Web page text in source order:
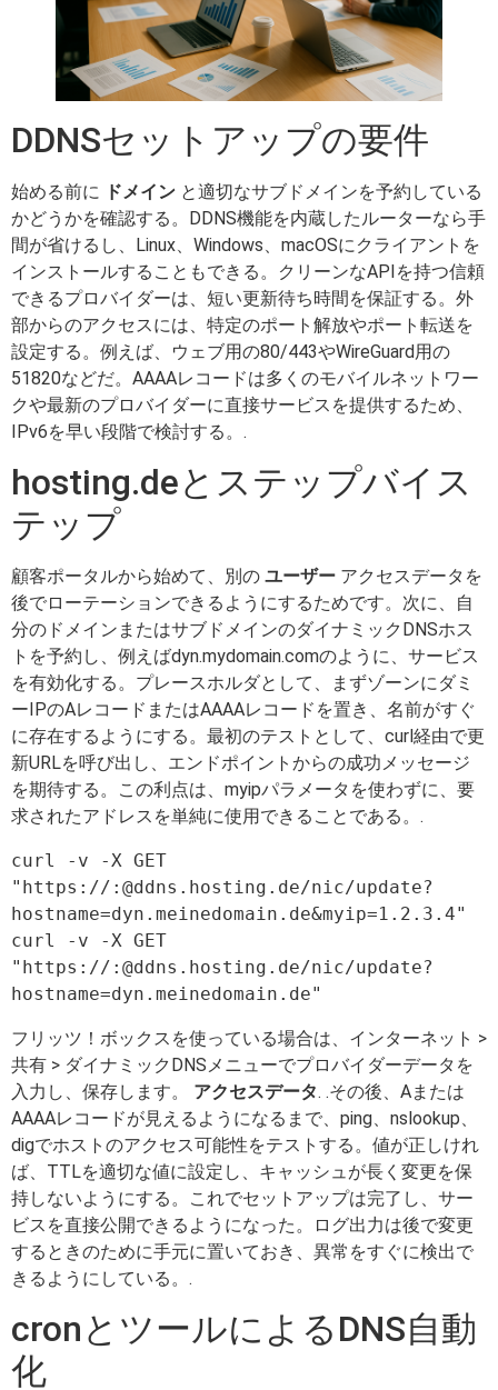
DDNSセットアップの要件
始める前に ドメイン と適切なサブドメインを予約している
かどうかを確認する。DDNS機能を内蔵したルーターなら手
間が省けるし、Linux、Windows、macOSにクライアントを
インストールすることもできる。クリーンなAPIを持つ信頼
できるプロバイダーは、短い更新待ち時間を保証する。外
部からのアクセスには、特定のポート解放やポート転送を
設定する。例えば、ウェブ用の80/443やWireGuard用の
51820などだ。AAAAレコードは多くのモバイルネットワー
クや最新のプロバイダーに直接サービスを提供するため、
IPv6を早い段階で検討する。.
hosting.deとステップバイス
テップ
顧客ポータルから始めて、別の ユーザー アクセスデータを
後でローテーションできるようにするためです。次に、自
分のドメインまたはサブドメインのダイナミックDNSホス
トを予約し、例えばdyn.mydomain.comのように、サービス
を有効化する。プレースホルダとして、まずゾーンにダミ
ーIPのAレコードまたはAAAAレコードを置き、名前がすぐ
に存在するようにする。最初のテストとして、curl経由で更
新URLを呼び出し、エンドポイントからの成功メッセージ
を期待する。この利点は、myipパラメータを使わずに、要
求されたアドレスを単純に使用できることである。.
curl -v -X GET
"https://:@ddns.hosting.de/nic/update?
hostname=dyn.meinedomain.de&myip=1.2.3.4"
curl -v -X GET
"https://:@ddns.hosting.de/nic/update?
フリッツ！ボックスを使っている場合は、インターネット >
共有 > ダイナミックDNSメニューでプロバイダーデータを
入力し、保存します。 アクセスデータ. .その後、Aまたは
AAAAレコードが見えるようになるまで、ping、nslookup、
digでホストのアクセス可能性をテストする。値が正しけれ
ば、TTLを適切な値に設定し、キャッシュが長く変更を保
持しないようにする。これでセットアップは完了し、サー
ビスを直接公開できるようになった。ログ出力は後で変更
するときのために手元に置いておき、異常をすぐに検出で
きるようにしている。.
cronとツールによるDNS自動
化